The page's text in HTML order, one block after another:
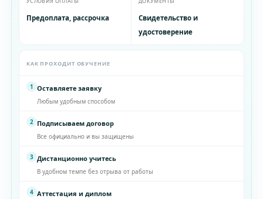
Предоплата, рассрочка
Свидетельство и
удостоверение
КАК ПРОХОДИТ ОБУЧЕНИЕ
1 Оставляете заявку
Любым удобным способом
2 Подписываем договор
Все официально и вы защищены
3 Дистанционно учитесь
В удобном темпе без отрыва от работы
4 Аттестация и диплом